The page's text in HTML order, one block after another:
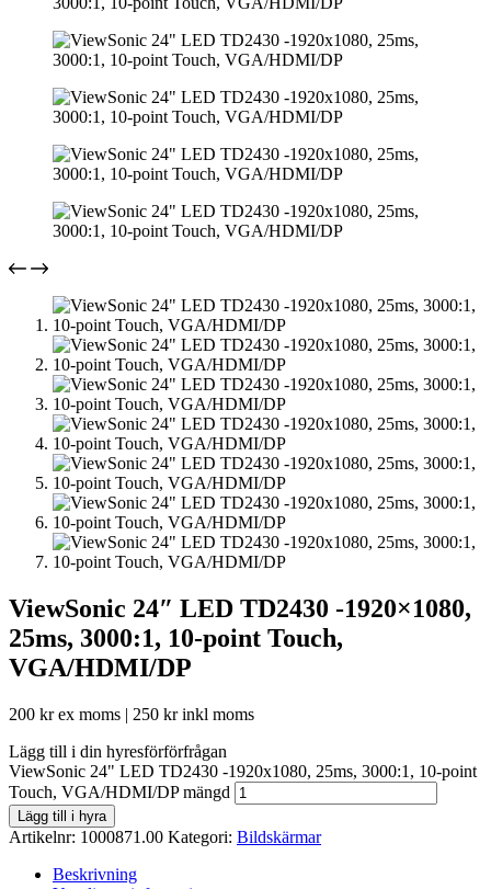
ViewSonic 24″ LED TD2430 -1920×1080,
25ms, 3000:1, 10-point Touch,
VGA/HDMI/DP
200 krex moms | 250 krinkl moms
Lägg till i din hyresförförfrågan
ViewSonic 24" LED TD2430 -1920x1080, 25ms, 3000:1, 10-point
Touch, VGA/HDMI/DP mängd
Lägg till i hyra
Artikelnr: 1000871.00 Kategori: Bildskärmar
Beskrivning